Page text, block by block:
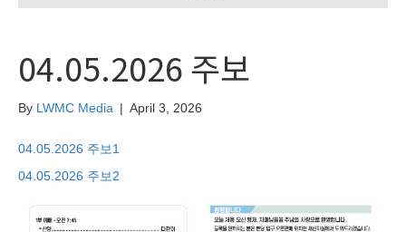
04.05.2026 주보
By LWMC Media | April 3, 2026
04.05.2026 주보1
04.05.2026 주보2